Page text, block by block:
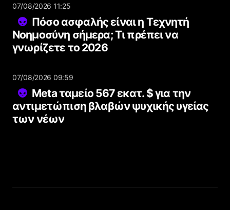
07/08/2026 11:25
Πόσο ασφαλής είναι η Τεχνητή
Νοημοσύνη σήμερα; Τι πρέπει να
γνωρίζετε το 2026
07/08/2026 09:59
Meta ταμείο 567 εκατ. $ για την
αντιμετώπιση βλαβών ψυχικής υγείας
των νέων